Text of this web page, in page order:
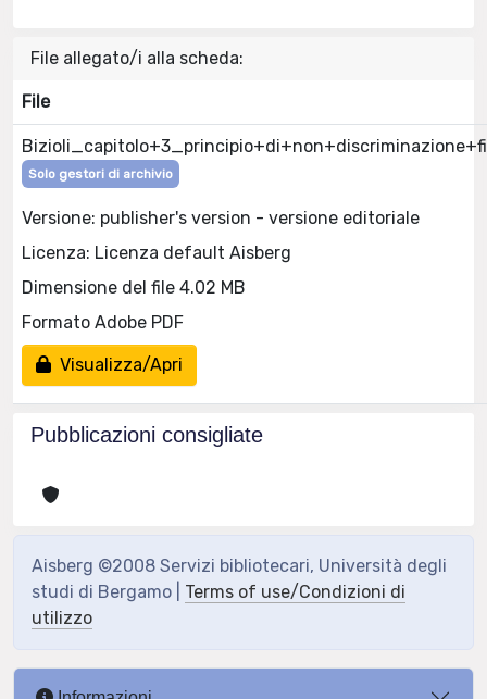
File allegato/i alla scheda:
File
Solo gestori di archivio
Versione: publisher's version - versione editoriale
Licenza: Licenza default Aisberg
Dimensione del file 4.02 MB
Formato Adobe PDF
Visualizza/Apri
Pubblicazioni consigliate
Aisberg ©2008 Servizi bibliotecari, Università degli
studi di Bergamo | Terms of use/Condizioni di
utilizzo